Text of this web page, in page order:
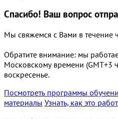
Спасибо! Ваш вопрос
Мы свяжемся с Вами в течение
Обратите внимание: мы
Московскому времени (GMT+3
воскресенье.
Посмотреть программы
материалы Узнать, как это